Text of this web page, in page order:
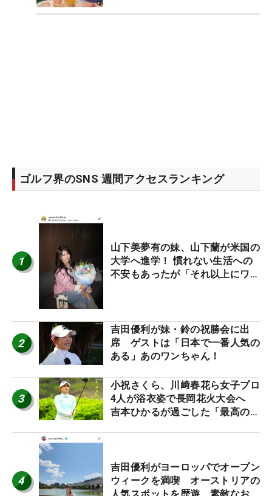
ゴルフ界のSNS 週間アクセスランキング
1
山下美夢有の妹、山下蘭が米国の
大学へ進学！ 慣れない生活への
不安もあったが「それ以上にワク
2
吉田優利が妹・鈴の祝勝会に出
席 ゲストは「日本で一番人気の
ある」あのワンちゃん！
3
小祝さくら、川﨑春花ら女子プロ
4人が浴衣姿で長岡花火大会へ
吉本ひかるが過ごした「最高の夏
4
吉田優利がヨーロッパでオープン
ウィークを満喫 オーストリアの